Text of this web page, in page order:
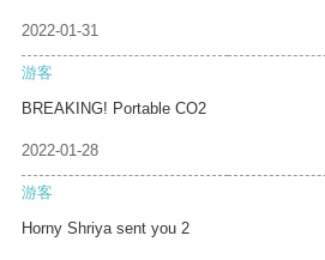
2022-01-31
游客
BREAKING! Portable CO2
2022-01-28
游客
Horny Shriya sent you 2